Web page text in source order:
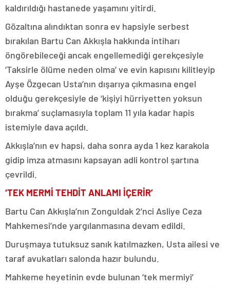
kaldırıldığı hastanede yaşamını yitirdi.
Gözaltına alındıktan sonra ev hapsiyle serbest
bırakılan Bartu Can Akkışla hakkında intiharı
öngörebileceği ancak engellemediği gerekçesiyle
‘Taksirle ölüme neden olma’ ve evin kapısını kilitleyip
Ayşe Özgecan Usta’nın dışarıya çıkmasına engel
olduğu gerekçesiyle de ‘kişiyi hürriyetten yoksun
bırakma’ suçlamasıyla toplam 11 yıla kadar hapis
istemiyle dava açıldı.
Akkışla’nın ev hapsi, daha sonra ayda 1 kez karakola
gidip imza atmasını kapsayan adli kontrol şartına
çevrildi.
‘TEK MERMİ TEHDİT ANLAMI İÇERİR’
Bartu Can Akkışla’nın Zonguldak 2’nci Asliye Ceza
Mahkemesi’nde yargılanmasına devam edildi.
Duruşmaya tutuksuz sanık katılmazken, Usta ailesi ve
taraf avukatları salonda hazır bulundu.
Mahkeme heyetinin evde bulunan ‘tek mermiyi’